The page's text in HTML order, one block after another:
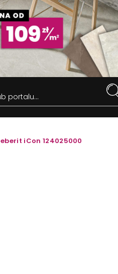
portalu...
iCon 124025000